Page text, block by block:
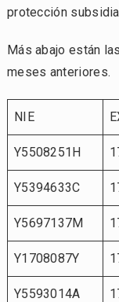
protección
Más abajo están
meses anteriores.
NIE
Y5508251H
Y5394633C
Y5697137M
Y1708087Y
Y5593014A